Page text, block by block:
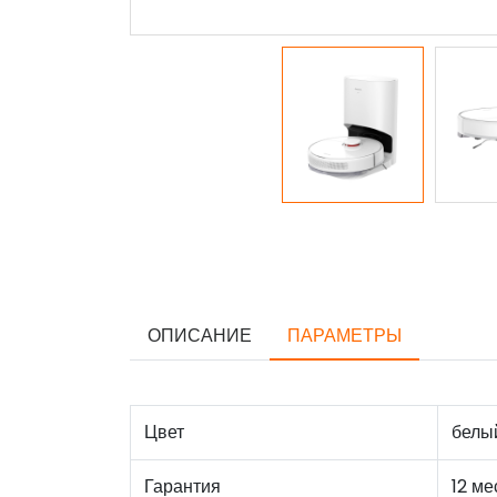
ОПИСАНИЕ ПАРАМЕТРЫ
Цвет
Гарантия 12